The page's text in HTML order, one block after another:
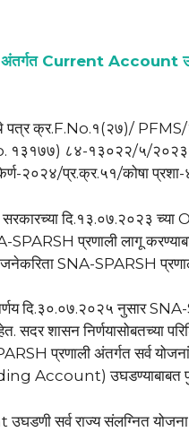
अंतर्गत Current Account
क्र.F.No.१(२७)/
१३१७७) ८४-१३०२२/५/
२०२४/प्र.क्र.५१/कोषा
सरकारच्या
SPARSH प्रणाली लागू
SNA-SPARSH
दि.३०.०७.२०२५ नुसार
सदर शासन निर्णयासोबतच्या
प्रणाली अंतर्गत सर्व
Account) उघडण्याबाबत
सर्व राज्य संलग्नित योजना